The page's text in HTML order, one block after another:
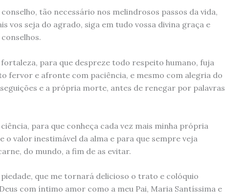
tão necessário nos melindrosos passos da vida,
vos seja do agrado, siga em tudo vossa divina graça e
para que despreze todo respeito humano, fuja
fervor e afronte com paciência, e mesmo com alegria do
e a própria morte, antes de renegar por palavras
para que conheça cada vez mais minha própria
o valor inestimável da alma e para que sempre veja
do mundo, a fim de as evitar.
que me tornará delicioso o trato e colóquio
com íntimo amor como a meu Pai, Maria Santíssima e